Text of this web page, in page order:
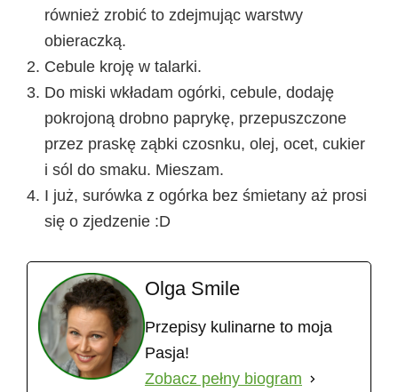
również zrobić to zdejmując warstwy
obieraczką.
Cebule kroję w talarki.
Do miski wkładam ogórki, cebule, dodaję
pokrojoną drobno paprykę, przepuszczone
przez praskę ząbki czosnku, olej, ocet, cukier
i sól do smaku. Mieszam.
I już, surówka z ogórka bez śmietany aż prosi
się o zjedzenie :D
Olga Smile
Przepisy kulinarne to moja
Pasja!
Zobacz pełny biogram